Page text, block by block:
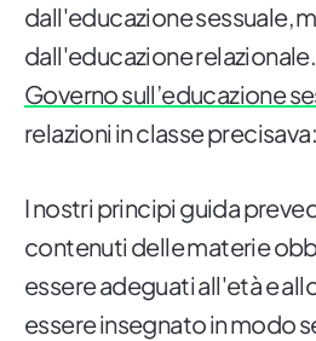
dall'educazione sessuale,
dall'educazione
Governo sull’educazione
relazioni in classe precisava:
I nostri principi guida
contenuti delle materie
essere adeguati all'età e
essere insegnato in modo